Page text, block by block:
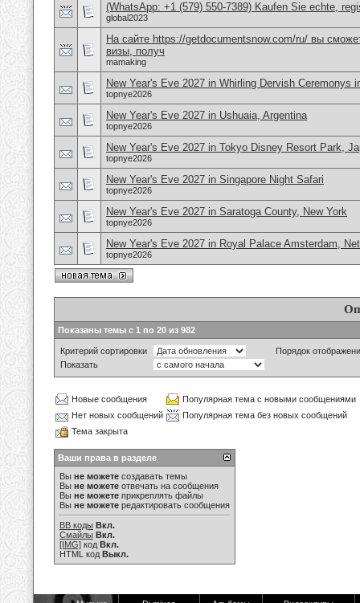
(WhatsApp: +1 (579) 550-7389) Kaufen Sie echte,
global2023
На сайте https://getdocumentsnow.com/ru/ вы
визы, получ
mamaking
New Year's Eve 2027 in Whirling Dervish Ceremonys
topnye2026
New Year's Eve 2027 in Ushuaia, Argentina
topnye2026
New Year's Eve 2027 in Tokyo Disney Resort Park,
topnye2026
New Year's Eve 2027 in Singapore Night Safari
topnye2026
New Year's Eve 2027 in Saratoga County, New York
topnye2026
New Year's Eve 2027 in Royal Palace Amsterdam,
topnye2026
Показаны темы с 1 по 20 из 982
Критерий сортировки
Порядок
Показать
Новые сообщения
Популярная тема с новыми сообщениями
Нет новых сообщений
Популярная тема без новых сообщений
Тема закрыта
Ваши права в разделе
Вы не можете создавать темы
Вы не можете отвечать на сообщения
Вы не можете прикреплять файлы
Вы не можете редактировать сообщения
BB коды Вкл.
Смайлы Вкл.
[IMG] код Вкл.
HTML код Выкл.